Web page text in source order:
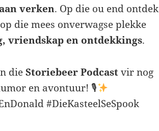
verken. Op die ou end ontdek
die mees onverwagse plekke
vriendskap en ontdekkings.
dieStoriebeer Podcastvir nog
en avontuur! 🎙
#DieKasteelSeSpook